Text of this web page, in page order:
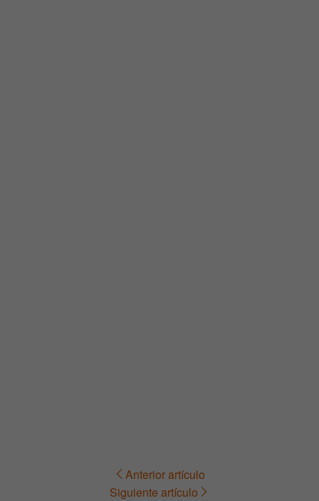
Navegación Anterior artículo
Siguiente artículo